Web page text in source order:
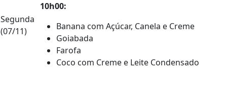
Segunda
(07/11)
10h00:
Banana com Açúcar, Canela e Creme
Goiabada
Farofa
Coco com Creme e Leite Condensado